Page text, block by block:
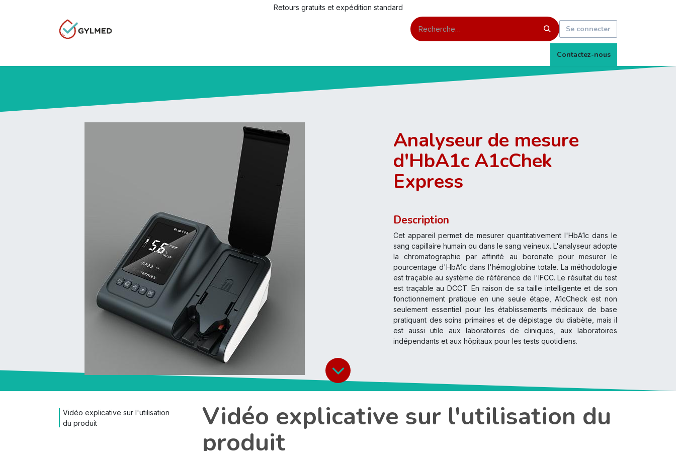
Retours gratuits et expédition standard
Se connecter
Contactez-nous
Analyseur de mesure
d'HbA1c A1cChek
Express
Description
Cet appareil permet de mesurer quantitativement l'HbA1c dans le
sang capillaire humain ou dans le sang veineux. L'analyseur adopte
la chromatographie par affinité au boronate pour mesurer le
pourcentage d'HbA1c dans l'hémoglobine totale. La méthodologie
est traçable au système de référence de l'IFCC. Le résultat du test
est traçable au DCCT. En raison de sa taille intelligente et de son
fonctionnement pratique en une seule étape, A1cCheck est non
seulement essentiel pour les établissements médicaux de base
pratiquant des soins primaires et de dépistage du diabète, mais il
est aussi utile aux laboratoires de cliniques, aux laboratoires
indépendants et aux hôpitaux pour les tests quotidiens.
Vidéo explicative sur l'utilisation
du produit
Vidéo explicative sur l'utilisation du
produit